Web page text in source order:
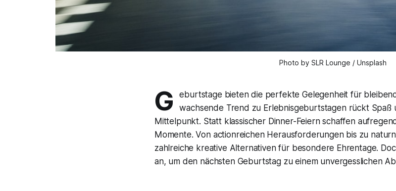
Photo by SLR Lounge / Unsplash
G
eburtstage bieten die perfekte Gelegenheit für
wachsende Trend zu Erlebnisgeburtstagen rückt Spaß
Mittelpunkt. Statt klassischer Dinner-Feiern schaffen
Momente. Von actionreichen Herausforderungen bis zu
zahlreiche kreative Alternativen für besondere Ehrentage.
an, um den nächsten Geburtstag zu einem unvergesslichen